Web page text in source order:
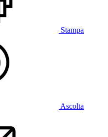
Stampa
Ascolta